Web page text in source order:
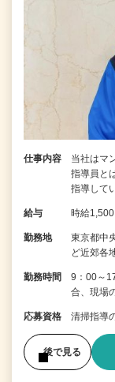
仕事内容
当社はマ
指導員と
指導して
給与 時給
勤務地
東京都中
ど近郊各
勤務時間
9：00～
合、現場
応募資格 清掃指導
後で見る